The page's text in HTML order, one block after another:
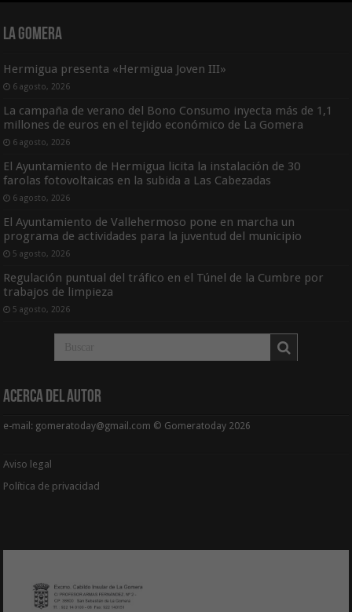
La Gomera
Hermigua presenta «Hermigua Joven III»
6 agosto, 2026
La campaña de verano del Bono Consumo inyecta más de 1,1
millones de euros en el tejido económico de La Gomera
6 agosto, 2026
El Ayuntamiento de Hermigua licita la instalación de 30
farolas fotovoltaicas en la subida a Las Cabezadas
6 agosto, 2026
El Ayuntamiento de Vallehermoso pone en marcha un
programa de actividades para la juventud del municipio
5 agosto, 2026
Regulación puntual del tráfico en el Túnel de la Cumbre por
trabajos de limpieza
5 agosto, 2026
Acerca del Autor
e-mail: gomeratoday@gmail.com © Gomeratoday 2026
Aviso legal
Política de privacidad